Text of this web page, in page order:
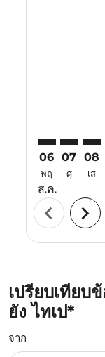
06
พฤ
ส.ค.
07
ศุ
08
เส
chevron_left chevron_right
เปรียบเทียบ
ยัง ไทเป*
จาก